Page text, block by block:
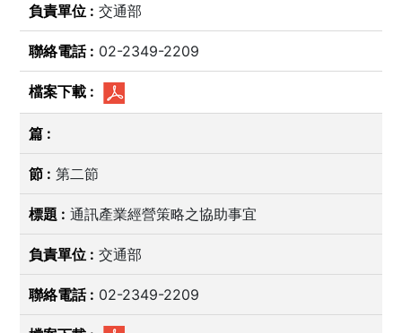
交通部
02-2349-2209
第二節
通訊產業經營策略之協助事宜
交通部
02-2349-2209